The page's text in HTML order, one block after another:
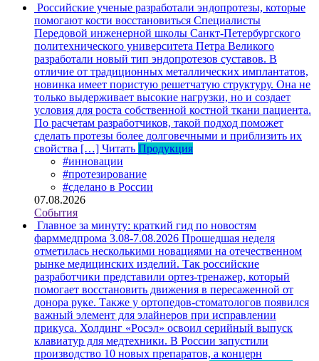
Российские ученые разработали эндопротезы, которые
помогают кости восстановиться Специалисты
Передовой инженерной школы Санкт-Петербургского
политехнического университета Петра Великого
разработали новый тип эндопротезов суставов. В
отличие от традиционных металлических имплантатов,
новинка имеет пористую решетчатую структуру. Она не
только выдерживает высокие нагрузки, но и создает
условия для роста собственной костной ткани пациента.
По расчетам разработчиков, такой подход поможет
сделать протезы более долговечными и приблизить их
свойства […] Читать Продукция
#инновации
#протезирование
#сделано в России
07.08.2026
События
Главное за минуту: краткий гид по новостям
фарммедпрома 3.08-7.08.2026 Прошедшая неделя
отметилась несколькими новациями на отечественном
рынке медицинских изделий. Так российские
разработчики представили ортез-тренажер, который
помогает восстановить движения в пересаженной от
донора руке. Также у ортопедов-стоматологов появился
важный элемент для элайнеров при исправлении
прикуса. Холдинг «Росэл» освоил серийный выпуск
клавиатур для медтехники. В России запустили
производство 10 новых препаратов, а концерн